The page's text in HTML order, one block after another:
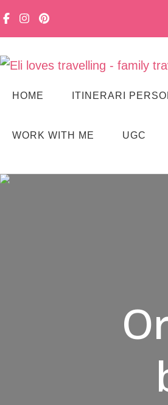
Eli loves
Viaggiare in famiglia, senza stress.
HOME ITINERARI
WORK WITH ME UGC